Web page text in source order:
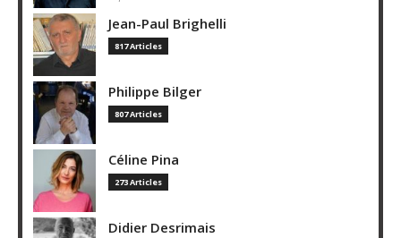
Jean-Paul Brighelli
817 Articles
Philippe Bilger
807 Articles
Céline Pina
273 Articles
Didier Desrimais